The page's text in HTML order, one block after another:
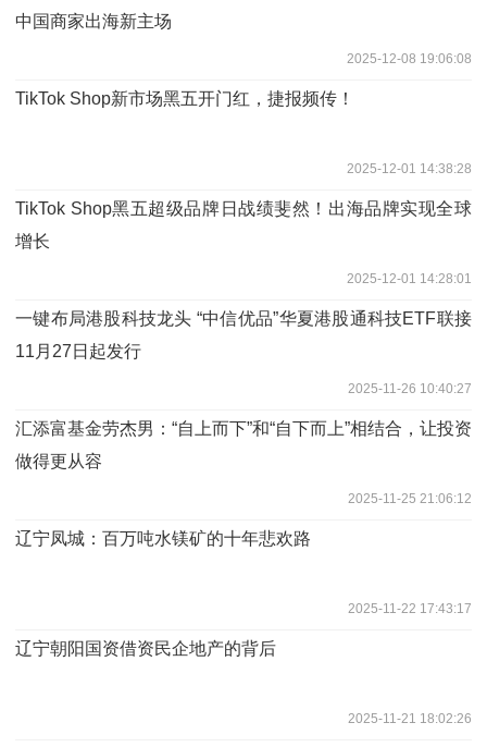
中国商家出海新主场
2025-12-08 19:06:08
TikTok Shop新市场黑五开门红，捷报频传！
2025-12-01 14:38:28
TikTok Shop黑五超级品牌日战绩斐然！出海品牌实现全球
增长
2025-12-01 14:28:01
一键布局港股科技龙头 “中信优品”华夏港股通科技ETF联接
11月27日起发行
2025-11-26 10:40:27
汇添富基金劳杰男：“自上而下”和“自下而上”相结合，让投资
做得更从容
2025-11-25 21:06:12
辽宁凤城：百万吨水镁矿的十年悲欢路
2025-11-22 17:43:17
辽宁朝阳国资借资民企地产的背后
2025-11-21 18:02:26